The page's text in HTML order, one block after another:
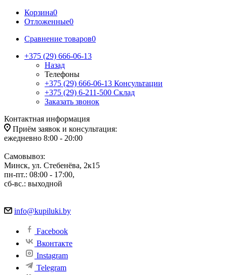
Корзина0
Отложенные0
Сравнение товаров0
+375 (29) 666-06-13
Назад
Телефоны
+375 (29) 666-06-13 Консультации
+375 (29) 6-211-500 Склад
Заказать звонок
Контактная информация
Приём заявок и консультация:
ежедневно 8:00 - 20:00
Самовывоз:
Минск, ул. Стебенёва, 2к15
пн-пт.: 08:00 - 17:00,
сб-вс.: выходной
info@kupiluki.by
Facebook
Вконтакте
Instagram
Telegram